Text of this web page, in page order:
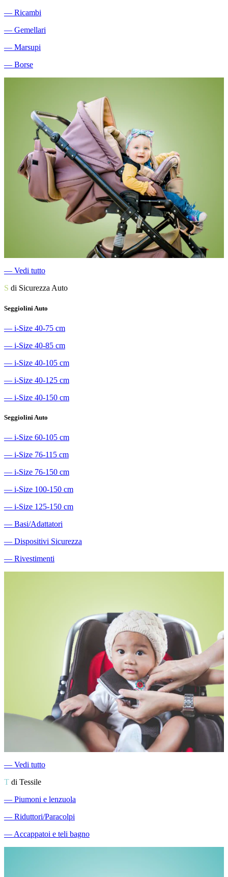
― Ricambi
― Gemellari
― Marsupi
― Borse
― Vedi tutto
S di Sicurezza Auto
Seggiolini Auto
― i-Size 40-75 cm
― i-Size 40-85 cm
― i-Size 40-105 cm
― i-Size 40-125 cm
― i-Size 40-150 cm
Seggiolini Auto
― i-Size 60-105 cm
― i-Size 76-115 cm
― i-Size 76-150 cm
― i-Size 100-150 cm
― i-Size 125-150 cm
― Basi/Adattatori
― Dispositivi Sicurezza
― Rivestimenti
― Vedi tutto
T di Tessile
― Piumoni e lenzuola
― Riduttori/Paracolpi
―Accappatoi e teli bagno